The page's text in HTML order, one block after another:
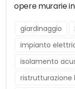
opere murarie
giardinaggio
impianto
isolamento
ristrutturazione